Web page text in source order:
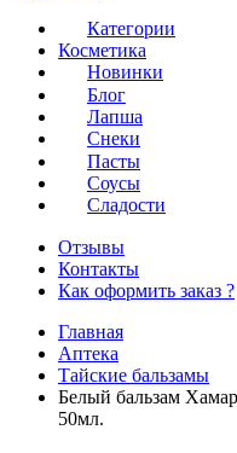
Категории
Косметика
Новинки
Блог
Лапша
Снеки
Пасты
Соусы
Сладости
Отзывы
Контакты
Как оформить заказ ?
Главная
Аптека
Тайские бальзамы
Белый бальзам
50мл.